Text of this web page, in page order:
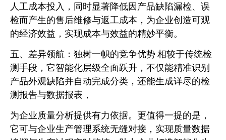
人工成本投入，同时显著降低因产品缺陷漏检、误
检而产生的售后维修与返工成本，为企业创造可观
的经济效益，实现成本与效益的精妙平衡。
五、差异领航：独树一帜的竞争优势 相较于传统检
测手段，它智能化层级全面跃升，不仅能精准识别
产品外观缺陷并自动完成分类，还能生成详尽的检
测报告与数据报表，
为企业质量分析提供有力依据。更值得一提的是，
它可与企业生产管理系统无缝对接，实现质量数据